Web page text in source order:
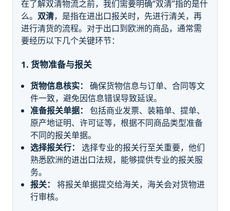
在了解双清物流之前，我们需要明确“双清”指的是什
么。 双清，是指在进出口报关时，先进行清关，再
进行清货的流程。对于出口到欧洲的商品，通常需
要经历以下几个关键环节：
1. 货物准备与报关
货物信息核实：
确保货物信息与订单、合同等文
件一致，避免因信息错误导致延误。
准备报关单据：
包括商业发票、装箱单、提单、
原产地证明、许可证等，根据不同商品类型准备
不同的报关单据。
选择报关行：
选择专业的报关行至关重要，他们
熟悉欧洲的进出口法规，能够提供专业的报关服
务。
报关：
将报关单据提交给海关，海关会对货物进
行审核。